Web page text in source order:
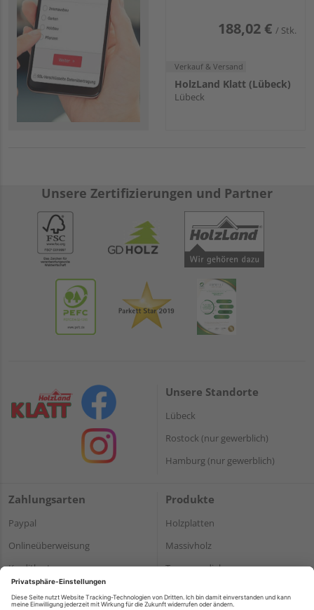
188,02 € / Stk.
Verkauf & Versand
HolzLand Klatt (Lübeck)
Lübeck
Unsere Zertifizierungen und Partner
Unsere Standorte
Lübeck
Rostock (nur gewerblich)
Hamburg (nur gewerblich)
Zahlungsarten
Paypal
Onlineüberweisung
Kreditkarte
Produkte
Holzplatten
Massivholz
Terrassendielen